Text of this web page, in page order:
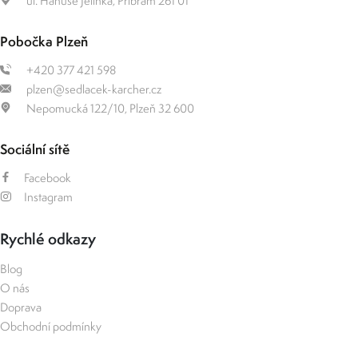
Pobočka Plzeň
+420 377 421 598
plzen@sedlacek-karcher.cz
Nepomucká 122/10, Plzeň 32 600
Sociální sítě
Facebook
Instagram
Rychlé odkazy
Blog
O nás
Doprava
Obchodní podmínky